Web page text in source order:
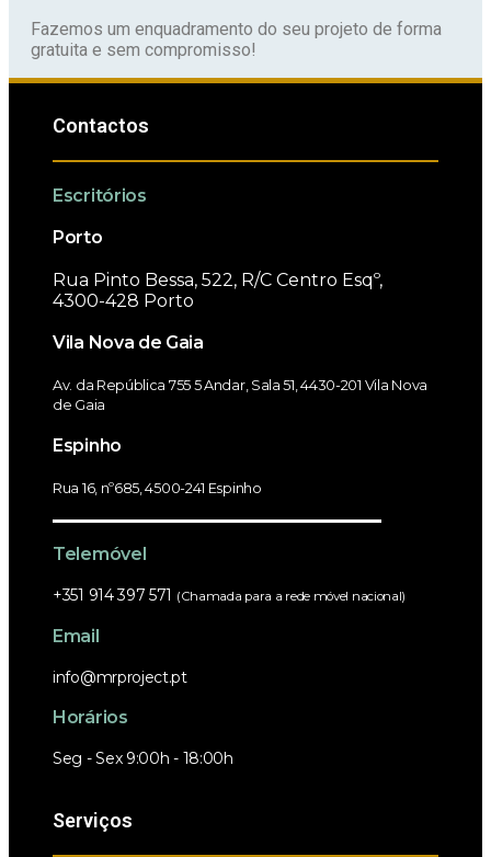
Fazemos um enquadramento do seu projeto de forma
gratuita e sem compromisso!
Contactos
Escritórios
Porto
Rua Pinto Bessa, 522, R/C Centro Esqº,
4300-428 Porto
Vila Nova de Gaia
Av. da República 755 5 Andar, Sala 51, 4430-201 Vila Nova
de Gaia
Espinho
Rua 16, nº685, 4500-241 Espinho
Telemóvel
+351 914 397 571 (Chamada para a rede móvel nacional)
Email
info@mrproject.pt
Horários
Seg - Sex 9:00h - 18:00h
Serviços